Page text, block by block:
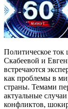
Политическое ток
Скабеевой и
встречаются
как проблемы в
страны. Темами
актуальные
конфликтов,